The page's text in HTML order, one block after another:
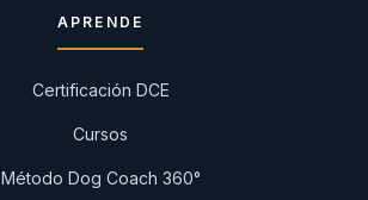
APRENDE
Certificación DCE
Cursos
Método Dog Coach 360°